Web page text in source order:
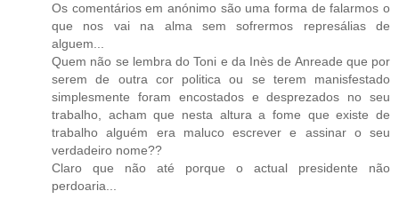
Os comentários em anónimo são uma forma de falarmos o
que nos vai na alma sem sofrermos represálias de
alguem...
Quem não se lembra do Toni e da Inès de Anreade que por
serem de outra cor politica ou se terem manisfestado
simplesmente foram encostados e desprezados no seu
trabalho, acham que nesta altura a fome que existe de
trabalho alguém era maluco escrever e assinar o seu
verdadeiro nome??
Claro que não até porque o actual presidente não
perdoaria...